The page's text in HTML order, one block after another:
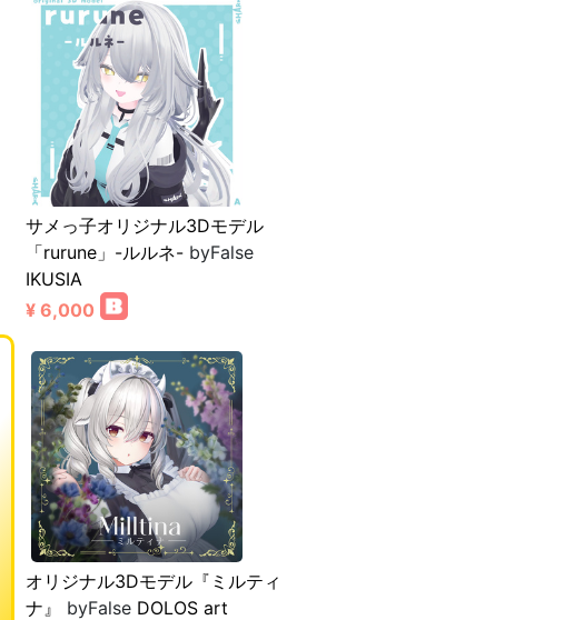
サメっ子オリジナル3Dモデル
「rurune」-ルルネ- byFalse
IKUSIA
¥ 6,000
オリジナル3Dモデル『ミルティ
ナ』
byFalse DOLOS art